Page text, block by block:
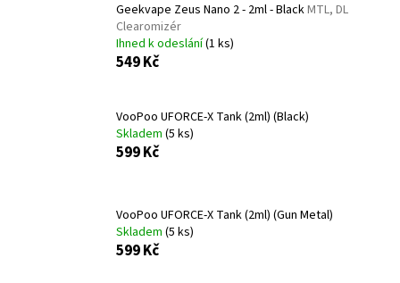
Geekvape Zeus Nano 2 - 2ml - BlackMTL, DL
Clearomizér
Ihned k odeslání(1 ks)
549 Kč
VooPoo UFORCE-X Tank (2ml) (Black)
Skladem (5 ks)
599 Kč
VooPoo UFORCE-X Tank (2ml) (Gun Metal)
Skladem (5 ks)
599 Kč